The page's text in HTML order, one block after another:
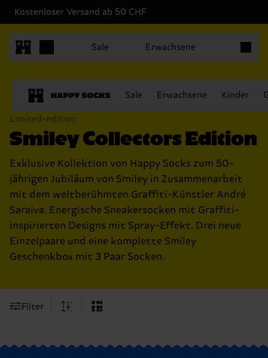
Kostenloser Versand ab 50 CHF
Sale Erwachsene
Sale Erwachsene Kinder
Limited-edition
Smiley Collectors Edition
Exklusive Kollektion von Happy Socks zum 50-
jährigen Jubiläum von Smiley in Zusammenarbeit
mit dem weltberühmten Graffiti-Künstler André
Saraiva. Energische Sneakersocken mit Graffiti-
inspirierten Designs mit Spray-Effekt. Drei neue
Einzelpaare und eine komplette Smiley
Geschenkbox mit 3 Paar Socken.
Filter